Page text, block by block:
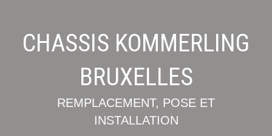
CHASSIS KOMMERLING
BRUXELLES
REMPLACEMENT, POSE ET
INSTALLATION